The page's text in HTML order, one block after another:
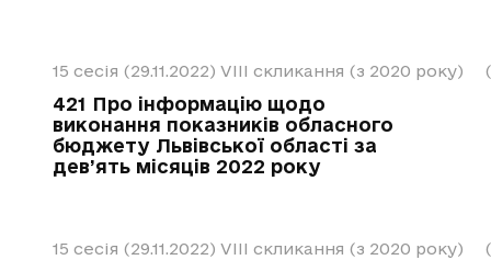
15 сесія (29.11.2022) VIII скликання (з 2020 року)
421 Про інформацію щодо
виконання показників обласного
бюджету Львівської області за
дев’ять місяців 2022 року
15 сесія (29.11.2022) VIII скликання (з 2020 року)